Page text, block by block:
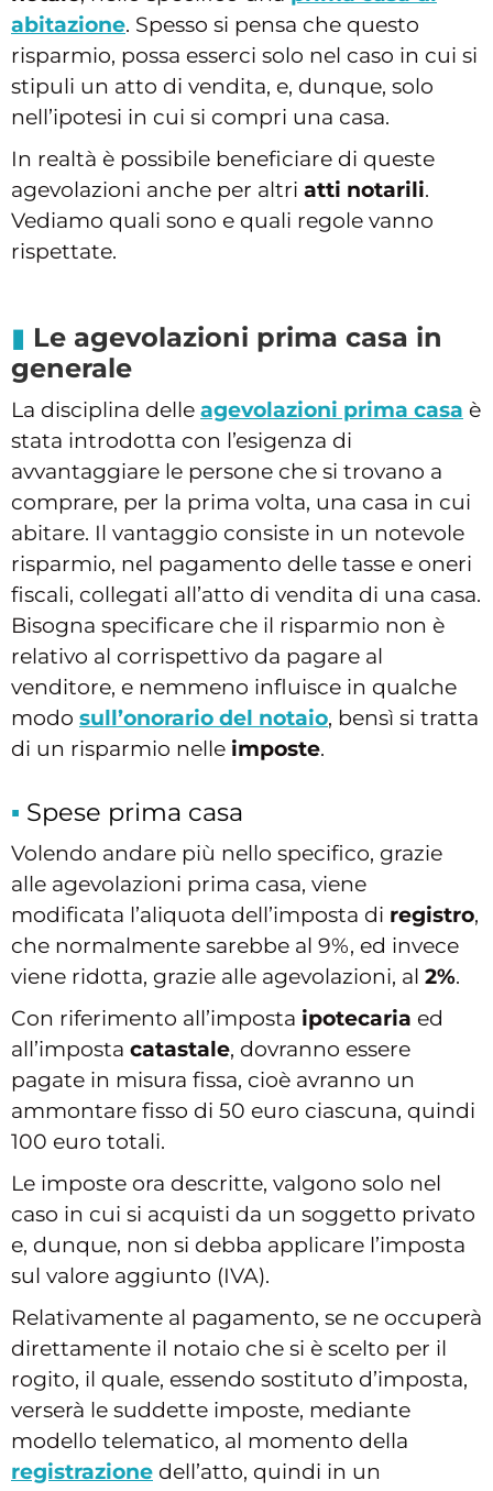
abitazione. Spesso si pensa che questo
risparmio, possa esserci solo nel caso in cui si
stipuli un atto di vendita, e, dunque, solo
nell’ipotesi in cui si compri una casa.
In realtà è possibile beneficiare di queste
agevolazioni anche per altri atti notarili.
Vediamo quali sono e quali regole vanno
rispettate.
Le agevolazioni prima casa in
generale
La disciplina delle agevolazioni prima casa è
stata introdotta con l’esigenza di
avvantaggiare le persone che si trovano a
comprare, per la prima volta, una casa in cui
abitare. Il vantaggio consiste in un notevole
risparmio, nel pagamento delle tasse e oneri
fiscali, collegati all’atto di vendita di una casa.
Bisogna specificare che il risparmio non è
relativo al corrispettivo da pagare al
venditore, e nemmeno influisce in qualche
modo sull’onorario del notaio, bensì si tratta
di un risparmio nelle imposte.
Spese prima casa
Volendo andare più nello specifico, grazie
alle agevolazioni prima casa, viene
modificata l’aliquota dell’imposta di registro,
che normalmente sarebbe al 9%, ed invece
viene ridotta, grazie alle agevolazioni, al 2%.
Con riferimento all’imposta ipotecaria ed
all’imposta catastale, dovranno essere
pagate in misura fissa, cioè avranno un
ammontare fisso di 50 euro ciascuna, quindi
100 euro totali.
Le imposte ora descritte, valgono solo nel
caso in cui si acquisti da un soggetto privato
e, dunque, non si debba applicare l’imposta
sul valore aggiunto (IVA).
Relativamente al pagamento, se ne occuperà
direttamente il notaio che si è scelto per il
rogito, il quale, essendo sostituto d’imposta,
verserà le suddette imposte, mediante
modello telematico, al momento della
registrazione dell’atto, quindi in un